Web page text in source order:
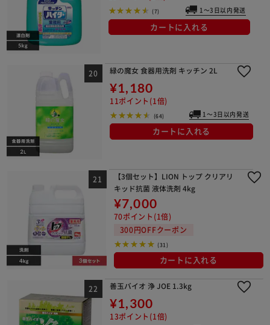
(7) 1～3日以内発送
カートに入れる
緑の魔女 食器用洗剤 キッチン 2L
¥1,180
11ポイント(1倍)
(64) 1～3日以内発送
カートに入れる
【3個セット】LION トップ クリアリ
キッド抗菌 液体洗剤 4kg
¥7,000
70ポイント(1倍)
300円OFFクーポン
(31)
カートに入れる
善玉バイオ 浄 JOE 1.3kg
¥1,300
13ポイント(1倍)